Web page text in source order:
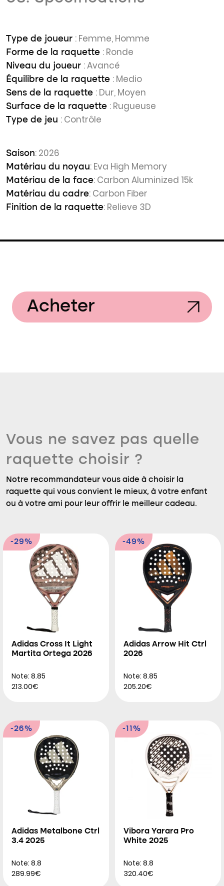
Type de joueur : Femme, Homme
Forme de la raquette : Ronde
Niveau du joueur : Avancé
Équilibre de la raquette : Medio
Sens de la raquette : Dur, Moyen
Surface de la raquette : Rugueuse
Type de jeu : Contrôle
Saison: 2026
Matériau du noyau: Eva High Memory
Matériau de la face: Carbon Aluminized 15k
Matériau du cadre: Carbon Fiber
Finition de la raquette: Relieve 3D
Acheter
Vous ne savez pas quelle
raquette choisir ?
Notre recommandateur vous aide à choisir la
raquette qui vous convient le mieux, à votre enfant
ou à votre ami pour leur offrir le meilleur cadeau.
-29%
Adidas Cross It Light
Martita Ortega 2026
Note: 8.85
213.00€
-49%
Adidas Arrow Hit Ctrl
2026
Note: 8.85
205.20€
-26%
Adidas Metalbone Ctrl
3.4 2025
Note: 8.8
289.99€
-11%
Vibora Yarara Pro
White 2025
Note: 8.8
320.40€